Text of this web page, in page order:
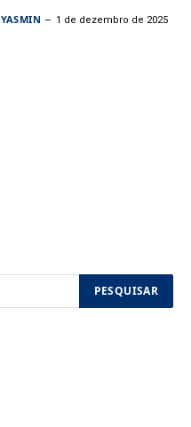
YASMIN 1 de dezembro de 2025